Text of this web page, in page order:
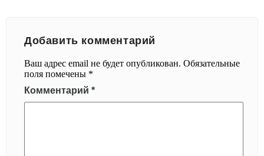
Добавить комментарий
Ваш адрес email не будет опубликован. Обязательные
поля помечены *
Комментарий *